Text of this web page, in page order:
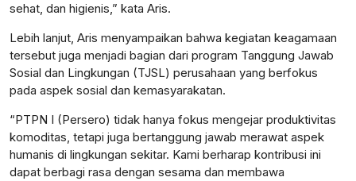
sehat, dan higienis,” kata Aris.
Lebih lanjut, Aris menyampaikan bahwa kegiatan keagamaan
tersebut juga menjadi bagian dari program Tanggung Jawab
Sosial dan Lingkungan (TJSL) perusahaan yang berfokus
pada aspek sosial dan kemasyarakatan.
“PTPN I (Persero) tidak hanya fokus mengejar produktivitas
komoditas, tetapi juga bertanggung jawab merawat aspek
humanis di lingkungan sekitar. Kami berharap kontribusi ini
dapat berbagi rasa dengan sesama dan membawa